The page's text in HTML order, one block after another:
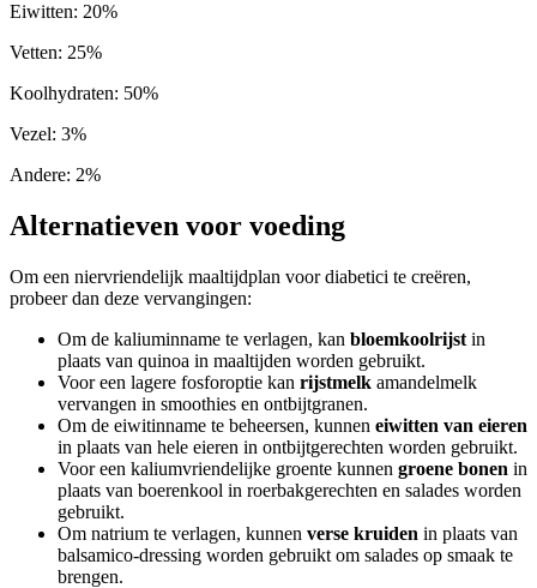
Eiwitten: 20%
Vetten: 25%
Koolhydraten: 50%
Vezel: 3%
Andere: 2%
Alternatieven voor voeding
Om een niervriendelijk maaltijdplan voor diabetici te creëren,
probeer dan deze vervangingen:
Om de kaliuminname te verlagen, kan bloemkoolrijst in
plaats van quinoa in maaltijden worden gebruikt.
Voor een lagere fosforoptie kan rijstmelk amandelmelk
vervangen in smoothies en ontbijtgranen.
Om de eiwitinname te beheersen, kunnen eiwitten van eieren
in plaats van hele eieren in ontbijtgerechten worden gebruikt.
Voor een kaliumvriendelijke groente kunnen groene bonen in
plaats van boerenkool in roerbakgerechten en salades worden
gebruikt.
Om natrium te verlagen, kunnen verse kruiden in plaats van
balsamico-dressing worden gebruikt om salades op smaak te
brengen.